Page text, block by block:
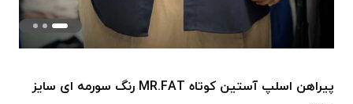
پیراهن اسلپ آستین کوتاه MR.FAT رنگ سورمه ای سایز